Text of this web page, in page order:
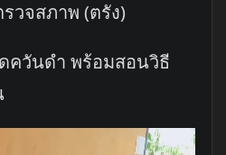
วจสภาพ (ตรัง)
ควันดำ พร้อมสอนวิธี